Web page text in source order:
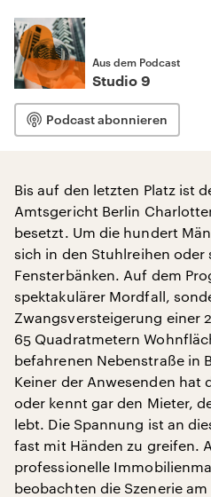
Aus dem Podcast
Studio 9
Podcast abonnieren
Bis auf den letzten Platz ist
Amtsgericht Berlin
besetzt. Um die hundert
sich in den Stuhlreihen oder
Fensterbänken. Auf dem
spektakulärer Mordfall,
Zwangsversteigerung einer
65 Quadratmetern
befahrenen Nebenstraße in
Keiner der Anwesenden hat
oder kennt gar den Mieter,
lebt. Die Spannung ist an
fast mit Händen zu greifen.
professionelle
beobachten die Szenerie